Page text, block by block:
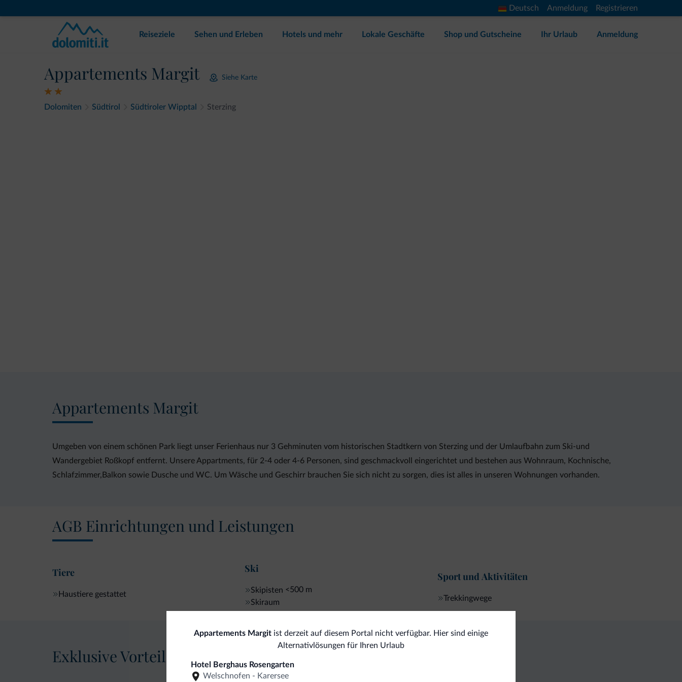
Deutsch Anmeldung Registrieren
Reiseziele Sehen und Erleben Hotels und mehr Lokale Geschäfte Shop und Gutscheine Ihr Urlaub Anmeldung
Appartements Margit Siehe Karte
Dolomiten Südtirol Südtiroler Wipptal Sterzing
Appartements Margit
Umgeben von einem schönen Park liegt unser Ferienhaus nur 3 Gehminuten vom historischen Stadtkern von Sterzing und der Umlaufbahn zum Ski-und
Wandergebiet Roßkopf entfernt. Unsere Appartments, für 2-4 oder 4-6 Personen, sind geschmackvoll eingerichtet und bestehen aus Wohnraum, Kochnische,
Schlafzimmer,Balkon sowie Dusche und WC. Um Wäsche und Geschirr brauchen Sie sich nicht zu sorgen, dies ist alles in unseren Wohnungen vorhanden.
AGB Einrichtungen und Leistungen
Tiere
Haustiere gestattet
Ski
Skipisten <500 m
Skiraum
Sport und Aktivitäten
Trekkingwege
Appartements Margit ist derzeit auf diesem Portal nicht verfügbar. Hier sind einige
Alternativlösungen für Ihren Urlaub
Hotel Berghaus Rosengarten
Welschnofen - Karersee
Exklusive Vorteile von Dolomiti.it